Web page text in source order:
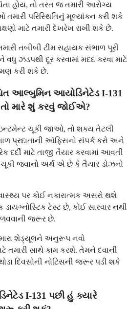
હોય, તો તરત જ તમારી આરોગ્ય
પરિસ્થિતિનું મૂલ્યાંકન કરી શકે
માટે તમારી દેખરેખ રાખી શકે છે.
તબીબી ટીમ સહાયક સંભાળ પૂરી
વધુ ઝડપથી દૂર કરવામાં મદદ કરવા માટે
કરી શકે છે.
આલ્બુમિન આયોડિનેટેડ I-131
મારે શું કરવું જોઈએ?
ચૂકી જાઓ, તો શક્ય તેટલી
પ્રદાતાની ઑફિસનો સંપર્ક કરો અને
દર્દી માટે તાજી તૈયાર કરવામાં આવતી
ચૂકી જવાનો અર્થ એ છે કે તૈયાર ડોઝનો
પર કોઈ નકારાત્મક અસરો થશે
ટેસ્ટ છે, કોઈ સારવાર નથી
જરૂર છે.
શેડ્યૂલને અનુરૂપ નવો
તમારી સાથે કામ કરશે. તેમને દવાની
દિવસોની નોટિસની જરૂર પડી શકે
I-131 પછી હું ક્યારે